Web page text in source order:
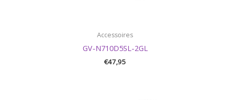
Accessoires
GV-N710D5SL-2GL
€47,95